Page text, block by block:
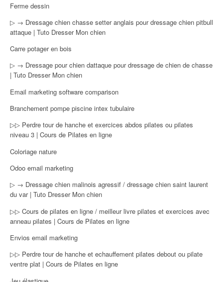
Ferme dessin
▷ → Dressage chien chasse setter anglais pour dressage chien pitbull
attaque | Tuto Dresser Mon chien
Carre potager en bois
▷ → Dressage pour chien dattaque pour dressage de chien de chasse
| Tuto Dresser Mon chien
Email marketing software comparison
Branchement pompe piscine intex tubulaire
▷▷ Perdre tour de hanche et exercices abdos pilates ou pilates
niveau 3 | Cours de Pilates en ligne
Coloriage nature
Odoo email marketing
▷ → Dressage chien malinois agressif / dressage chien saint laurent
du var | Tuto Dresser Mon chien
▷▷ Cours de pilates en ligne / meilleur livre pilates et exercices avec
anneau pilates | Cours de Pilates en ligne
Envios email marketing
▷▷ Perdre tour de hanche et echauffement pilates debout ou pilate
ventre plat | Cours de Pilates en ligne